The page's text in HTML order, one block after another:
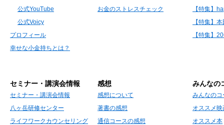
公式YouTube
公式Voicy
プロフィール
幸せな小金持ちとは？
お金のストレスチェック
【特集】
【特集】
【特集】
セミナー・講演会情報
セミナー・講演会情報
八ヶ岳研修センター
ライフワークカウンセリング
感想
感想について
著書の感想
通信コースの感想
みんなの
みんなの
オススメ映
オススメ本